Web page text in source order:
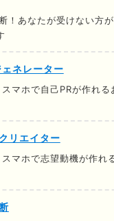
！あなたが受けない方
ェネレーター
マホで自己PRが作れる
リエイター
マホで志望動機が作れ